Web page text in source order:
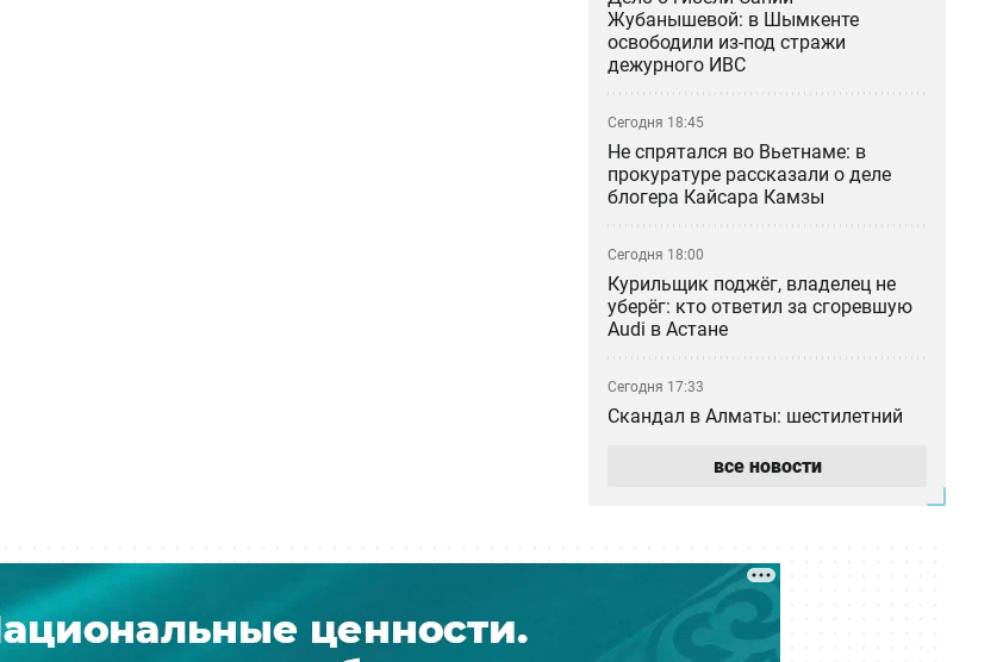
Жубанышевой: в Шымкенте
освободили из-под стражи
дежурного ИВС
Сегодня 18:45
Не спрятался во Вьетнаме: в
прокуратуре рассказали о деле
блогера Кайсара Камзы
Сегодня 18:00
Курильщик поджёг, владелец не
уберёг: кто ответил за сгоревшую
Audi в Астане
Сегодня 17:33
Скандал в Алматы: шестилетний
центра реабилитации и потерялся
в собственность «Самрук-Казына»
все новости